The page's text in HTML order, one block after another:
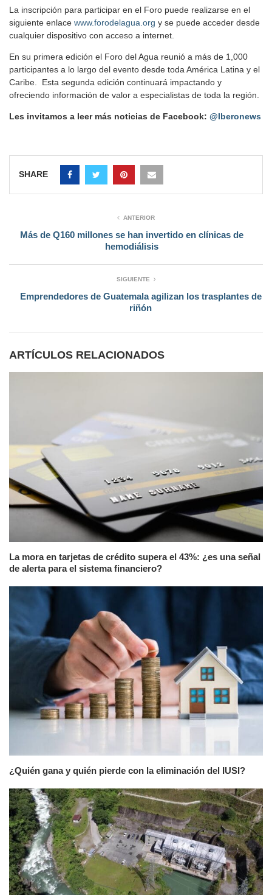
La inscripción para participar en el Foro puede realizarse en el
siguiente enlace www.forodelagua.org y se puede acceder desde
cualquier dispositivo con acceso a internet.
En su primera edición el Foro del Agua reunió a más de 1,000
participantes a lo largo del evento desde toda América Latina y el
Caribe. Esta segunda edición continuará impactando y
ofreciendo información de valor a especialistas de toda la región.
Les invitamos a leer más noticias de Facebook: @Iberonews
SHARE
ANTERIOR
Más de Q160 millones se han invertido en clínicas de
hemodiálisis
SIGUIENTE
Emprendedores de Guatemala agilizan los trasplantes de
riñón
ARTÍCULOS RELACIONADOS
La mora en tarjetas de crédito supera el 43%: ¿es una señal
de alerta para el sistema financiero?
¿Quién gana y quién pierde con la eliminación del IUSI?